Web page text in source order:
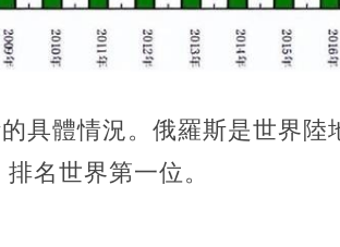
具體情況。俄羅斯是世界陸
名世界第一位。